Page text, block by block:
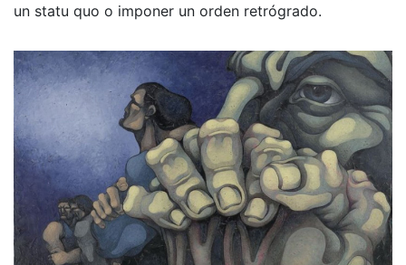
un statu quo o imponer un orden retrógrado.